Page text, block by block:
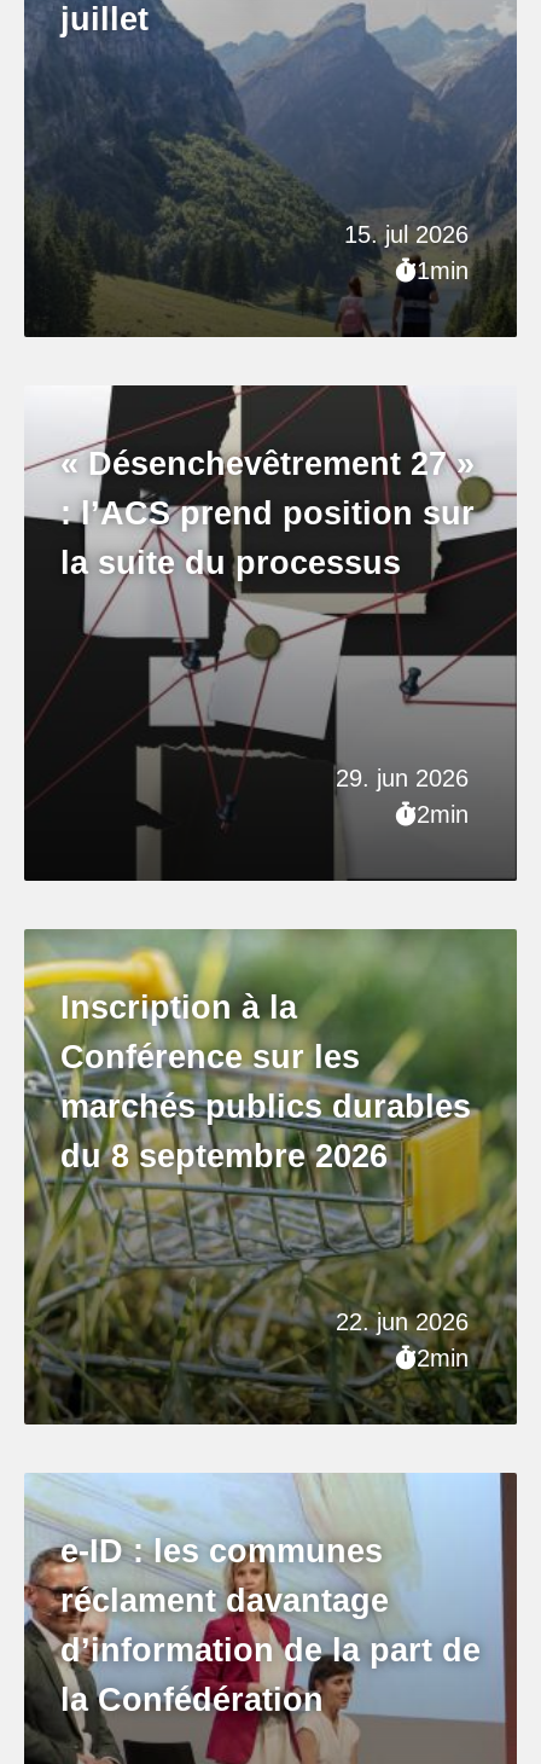
15. jul 2026
1min
juillet
29. jun 2026
2min
« Désenchevêtrement 27 »
: l’ACS prend position sur
la suite du processus
22. jun 2026
2min
Inscription à la
Conférence sur les
marchés publics durables
du 8 septembre 2026
e-ID : les communes
réclament davantage
d’information de la part de
la Confédération